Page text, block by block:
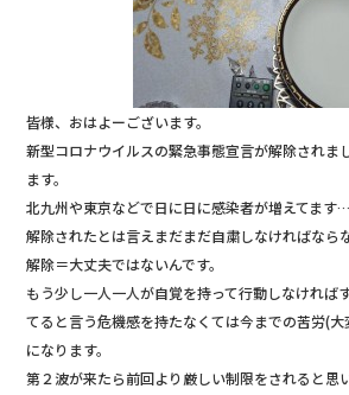
皆様、おはよーございます。
新型コロナウイルスの緊急事態宣言が解除されま
ます。
北九州や東京などで日に日に感染者が増えてます
解除されたとは言えまだまだ自粛しなければなら
解除＝大丈夫ではないんです。
もう少し一人一人が自覚を持って行動しなければ
てると言う危機感を持たなくては今までの苦労(
になります。
第２波が来たら前回より厳しい制限をされると思い